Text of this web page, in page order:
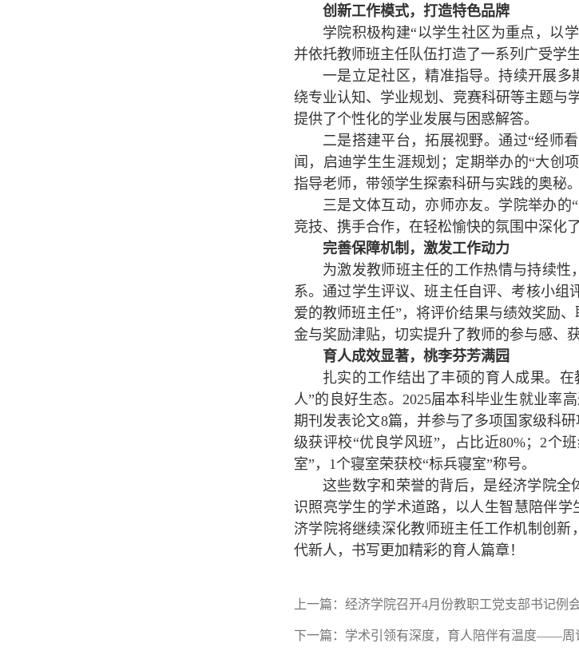
创新工作模式，打造特色品牌
学院积极构建“以学生社区为重点，以
并依托教师班主任队伍打造了一系列广受学
一是立足社区，精准指导。持续开展多
绕专业认知、学业规划、竞赛科研等主题与
提供了个性化的学业发展与困惑解答。
二是搭建平台，拓展视野。通过“经师
闻，启迪学生生涯规划；定期举办的“大创
指导老师，带领学生探索科研与实践的奥秘。
三是文体互动，亦师亦友。学院举办
竞技、携手合作，在轻松愉快的氛围中深化
完善保障机制，激发工作动力
为激发教师班主任的工作热情与持续
系。通过学生评议、班主任自评、考核小组
爱的教师班主任”，将评价结果与绩效奖励
金与奖励津贴，切实提升了教师的参与感、
育人成效显著，桃李芬芳满园
扎实的工作结出了丰硕的育人成果。
人”的良好生态。2025届本科毕业生就业率
期刊发表论文8篇，并参与了多项国家级科
级获评校“优良学风班”，占比近80%；2个
室”，1个寝室荣获校“标兵寝室”称号。
这些数字和荣誉的背后，是经济学院
识照亮学生的学术道路，以人生智慧陪伴
济学院将继续深化教师班主任工作机制创
代新人，书写更加精彩的育人篇章！
上一篇： 经济学院召开4月份教职工党支部书记例
下一篇： 学术引领有深度，育人陪伴有温度——周